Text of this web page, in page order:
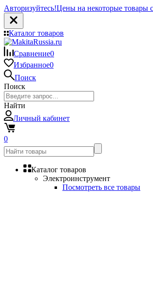
Авторизуйтесь!Цены на некоторые товары
Каталог товаров
Сравнение0
Избранное0
Поиск
Поиск
Найти
Личный кабинет
0
Каталог товаров
Электроинструмент
Посмотреть все товары